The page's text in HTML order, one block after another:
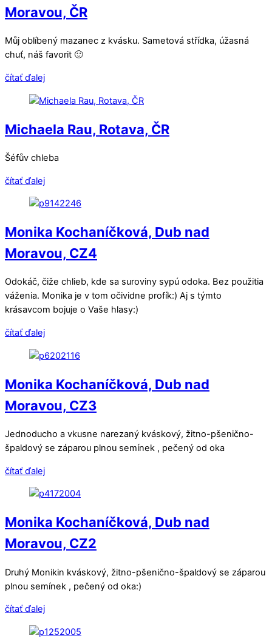
Moravou, ČR
Můj oblíbený mazanec z kvásku. Sametová střídka, úžasná
chuť, náš favorit 🙂
čítať ďalej
Michaela Rau, Rotava, ČR
Šéfův chleba
čítať ďalej
Monika Kochaníčková, Dub nad
Moravou, CZ4
Odokáč, čiže chlieb, kde sa suroviny sypú odoka. Bez použitia
váženia. Monika je v tom očividne profík:) Aj s týmto
krásavcom bojuje o Vaše hlasy:)
čítať ďalej
Monika Kochaníčková, Dub nad
Moravou, CZ3
Jednoducho a vkusne narezaný kváskový, žitno-pšenično-
špaldový se záparou plnou semínek , pečený od oka
čítať ďalej
Monika Kochaníčková, Dub nad
Moravou, CZ2
Druhý Monikin kváskový, žitno-pšenično-špaldový se záparou
plnou semínek , pečený od oka:)
čítať ďalej